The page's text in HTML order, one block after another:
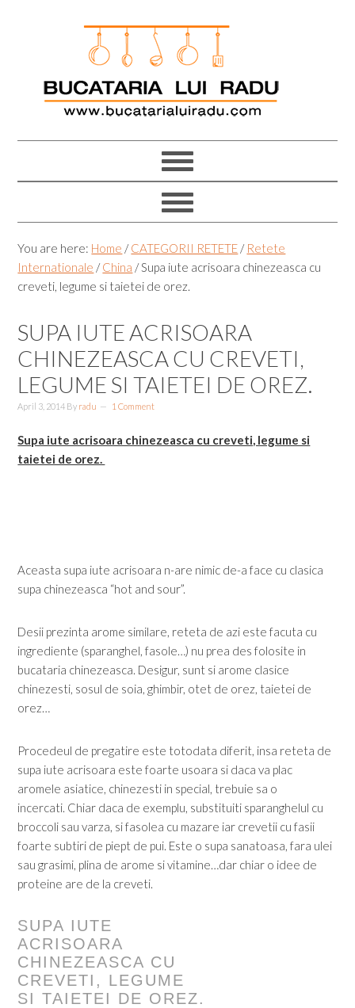
You are here: Home / CATEGORII RETETE / Retete
Internationale / China /Supa iute acrisoara chinezeasca cu
creveti, legume si taietei de orez.
SUPA IUTE ACRISOARA
CHINEZEASCA CU CREVETI,
LEGUME SI TAIETEI DE OREZ.
April 3, 2014 By radu 1 Comment
Supa iute acrisoara chinezeasca cu creveti, legume si
taietei de orez.
Aceasta supa iute acrisoara n-are nimic de-a face cu clasica
supa chinezeasca “hot and sour”.
Desii prezinta arome similare, reteta de azi este facuta cu
ingrediente (sparanghel, fasole…) nu prea des folosite in
bucataria chinezeasca. Desigur, sunt si arome clasice
chinezesti, sosul de soia, ghimbir, otet de orez, taietei de
orez…
Procedeul de pregatire este totodata diferit, insa reteta de
supa iute acrisoara este foarte usoara si daca va plac
aromele asiatice, chinezesti in special, trebuie sa o
incercati. Chiar daca de exemplu, substituiti sparanghelul cu
broccoli sau varza, si fasolea cu mazare iar crevetii cu fasii
foarte subtiri de piept de pui. Este o supa sanatoasa, fara ulei
sau grasimi, plina de arome si vitamine…dar chiar o idee de
proteine are de la creveti.
SUPA IUTE
ACRISOARA
CHINEZEASCA CU
CREVETI, LEGUME
SI TAIETEI DE OREZ.